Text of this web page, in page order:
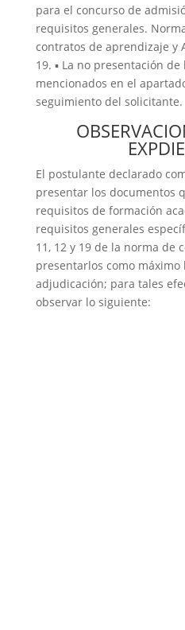
para el concurso de
requisitos generales.
contratos de aprendizaje y
19. ▪ La no presentación
mencionados en el
seguimiento del solicitante.
El postulante declarado
presentar los documentos
requisitos de formación
requisitos generales
11, 12 y 19 de la norma de
presentarlos como máximo
adjudicación; para tales
observar lo siguiente: